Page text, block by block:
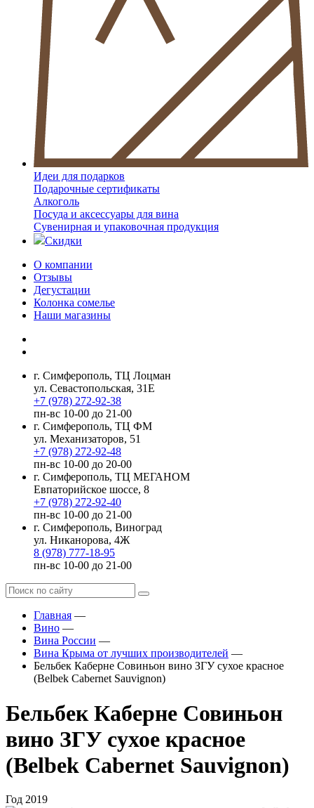
Идеи для подарков
Подарочные сертификаты
Алкоголь
Посуда и аксессуары для вина
Сувенирная и упаковочная продукция
Скидки
О компании
Отзывы
Дегустации
Колонка сомелье
Наши магазины
г. Симферополь, ТЦ Лоцман
ул. Севастопольская, 31Е
+7 (978) 272-92-38
пн-вс 10-00 до 21-00
г. Симферополь, ТЦ ФМ
ул. Механизаторов, 51
+7 (978) 272-92-48
пн-вс 10-00 до 20-00
г. Симферополь, ТЦ МЕГАНОМ
Евпаторийское шоссе, 8
+7 (978) 272-92-40
пн-вс 10-00 до 21-00
г. Симферополь, Виноград
ул. Никанорова, 4Ж
8 (978) 777-18-95
пн-вс 10-00 до 21-00
Главная —
Вино —
Вина России —
Вина Крыма от лучших производителей —
Бельбек Каберне Совиньон вино ЗГУ сухое красное
(Belbek Cabernet Sauvignon)
Бельбек Каберне Совиньон
вино ЗГУ сухое красное
(Belbek Cabernet Sauvignon)
Год 2019